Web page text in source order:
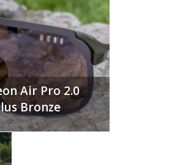
Air Pro 2.0
Bronze